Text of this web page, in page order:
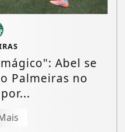
Abel se
Palmeiras no